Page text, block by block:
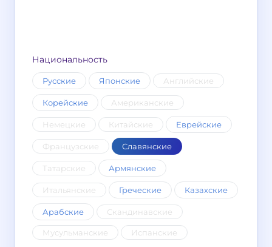
Национальность
Русские Японские Английские
Корейские Американские
Немецкие Китайские Еврейские
Французские Славянские
Татарские Армянские
Итальянские Греческие Казахские
Арабские Скандинавские
Мусульманские Испанские